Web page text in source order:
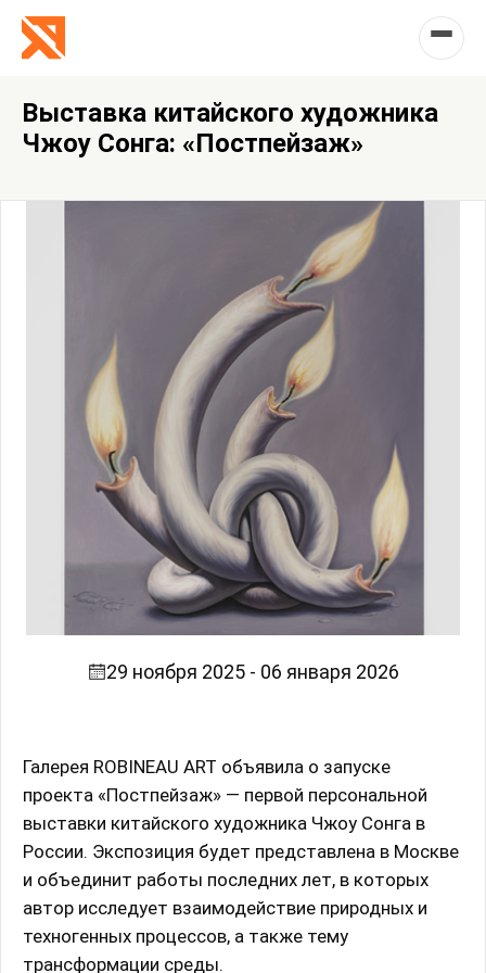
Выставка китайского художника
Чжоу Сонга: «Постпейзаж»
29 ноября 2025 - 06 января 2026
Галерея ROBINEAU ART объявила о запуске
проекта «Постпейзаж» — первой персональной
выставки китайского художника Чжоу Сонга в
России. Экспозиция будет представлена в Москве
и объединит работы последних лет, в которых
автор исследует взаимодействие природных и
техногенных процессов, а также тему
трансформации среды.